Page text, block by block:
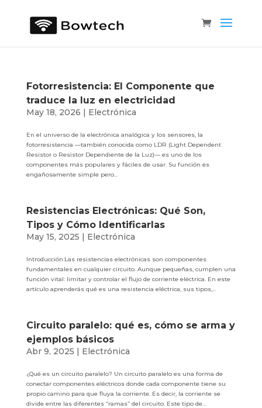
Fotorresistencia: El Componente que
traduce la luz en electricidad
May 18, 2026 | Electrónica
En el universo de la electrónica analógica y los sensores, la
fotorresistencia —también conocida como LDR (Light Dependent
Resistor o Resistor Dependiente de la Luz)— es uno de los
componentes más populares y fáciles de usar. Su función es
engañosamente simple pero...
Resistencias Electrónicas: Qué Son,
Tipos y Cómo Identificarlas
May 15, 2025 | Electrónica
Introducción:Las resistencias electrónicas son componentes
fundamentales en cualquier circuito. Aunque pequeñas, cumplen una
función vital: limitar y controlar el flujo de corriente eléctrica. En este
artículo aprenderás qué es una resistencia eléctrica, sus tipos,...
Circuito paralelo: qué es, cómo se arma y
ejemplos básicos
Abr 9, 2025 | Electrónica
¿Qué es un circuito paralelo? Un circuito paralelo es una forma de
conectar componentes eléctricos donde cada componente tiene su
propio camino para que fluya la corriente. Es decir, la corriente se
divide entre las diferentes “ramas” del circuito. Este tipo de...